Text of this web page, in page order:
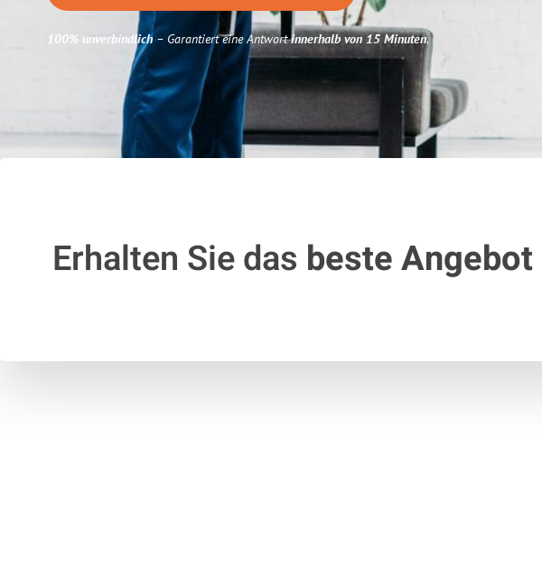
100% unverbindlich– Garantiert eine Antwortinnerhalb von 15 Minuten.
Erhalten Sie das beste Angebot